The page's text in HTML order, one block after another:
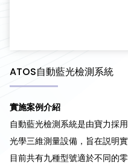
ATOS自動藍光檢測系統
實施案例介紹
自動藍光檢測系統是由寶力採
光學三維測量設備，旨在説明
目前共有九種型號適於不同的